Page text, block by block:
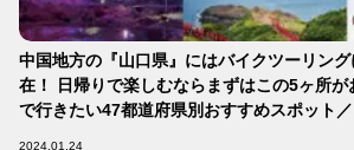
中国地方の『山口県』にはバイクツーリン
在！ 日帰りで楽しむならまずはこの5ヶ所が
で行きたい47都道府県別おすすめスポット／
2024.01.24